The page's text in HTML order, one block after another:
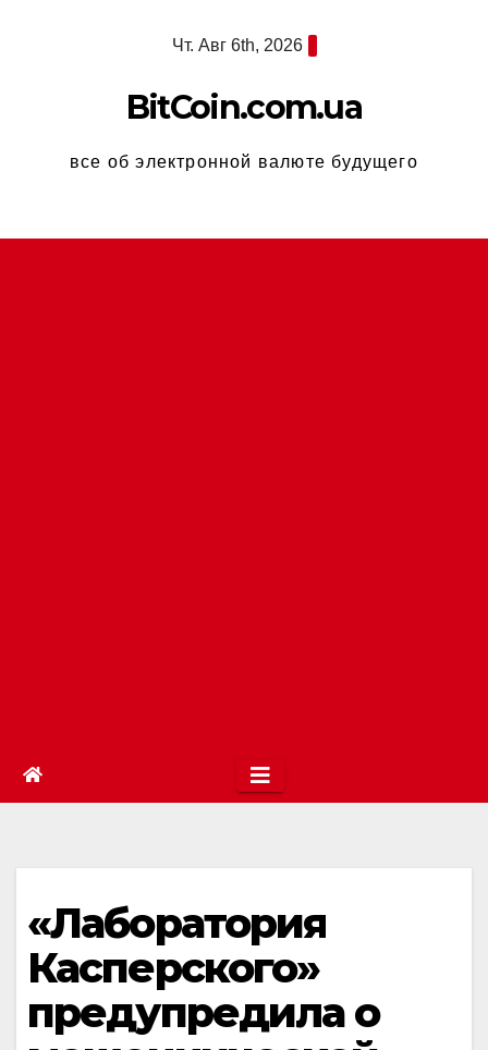
Чт. Авг 6th, 2026
BitCoin.com.ua
все об электронной валюте будущего
«Лаборатория
Касперского»
предупредила о